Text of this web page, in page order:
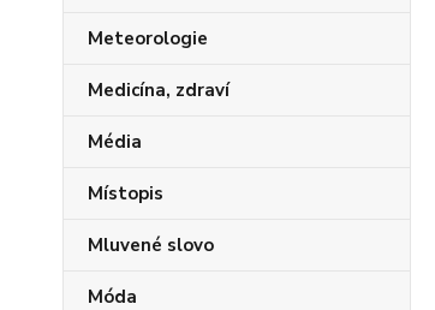
Meteorologie
Medicína, zdraví
Média
Místopis
Mluvené slovo
Móda